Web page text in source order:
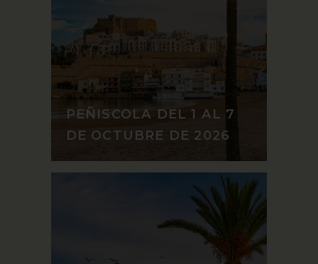
PEÑISCOLA DEL 1 AL 7
DE OCTUBRE DE 2026